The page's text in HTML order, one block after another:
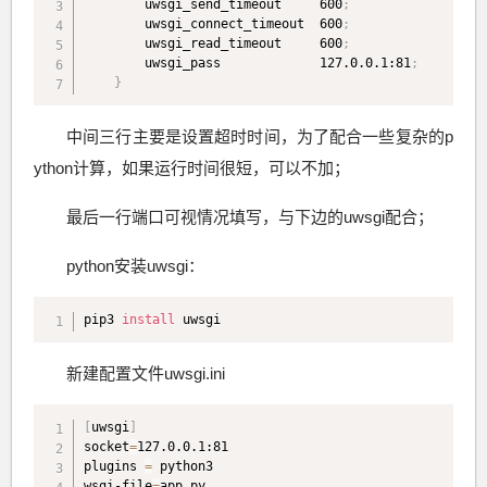
        uwsgi_send_timeout     600
;
        uwsgi_connect_timeout  600
;
        uwsgi_read_timeout     600
;
        uwsgi_pass             127.0.0.1:81
;
}
中间三行主要是设置超时时间，为了配合一些复杂的p
ython计算，如果运行时间很短，可以不加；
最后一行端口可视情况填写，与下边的uwsgi配合；
python安装uwsgi：
pip3 install uwsgi
新建配置文件uwsgi.ini
uwsgi]
socket=127.0.0.1:81
plugins = python3